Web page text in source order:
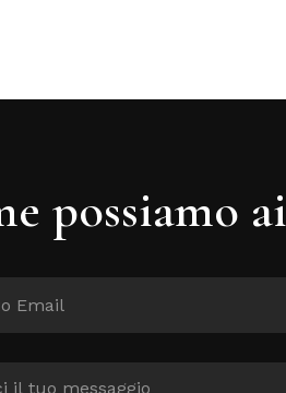
possiamo